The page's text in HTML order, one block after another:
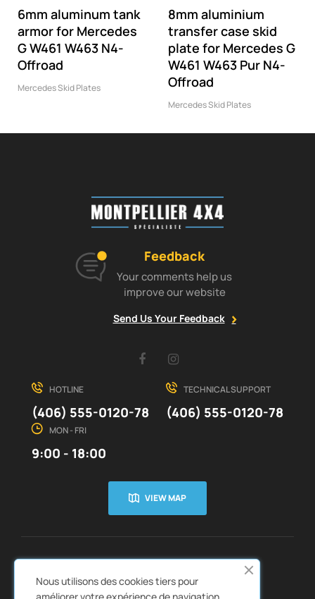
6mm aluminum tank
armor for Mercedes
G W461 W463 N4-
Offroad
Mercedes Skid Plates
8mm aluminium
transfer case skid
plate for Mercedes G
W461 W463 Pur N4-
Offroad
Mercedes Skid Plates
Feedback
Your comments help us
improve our website
Send Us Your Feedback
Facebook
HOTLINE
(406) 555-0120-78
TECHNICAL SUPPORT
(406) 555-0120-78
MON - FRI
9:00 - 18:00
VIEW MAP
QUICK LINKS  CATALOGS 
Nous utilisons des cookies tiers pour